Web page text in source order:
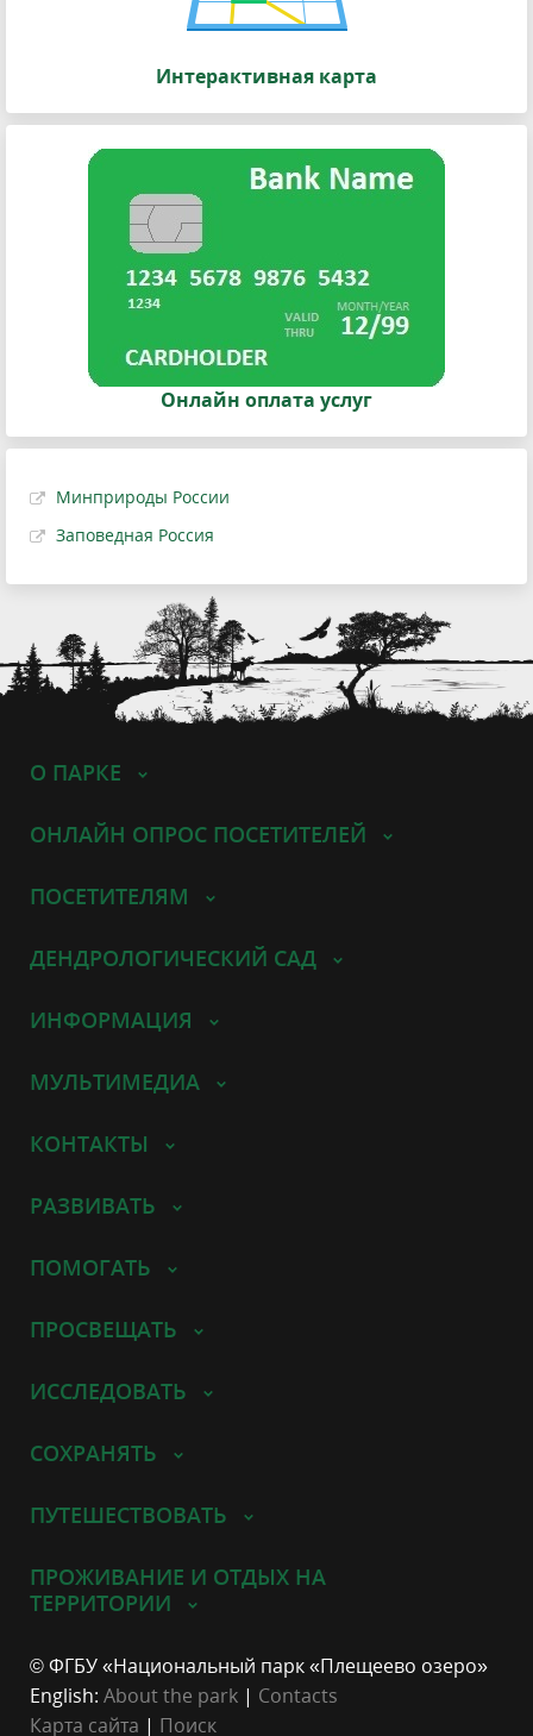
Интерактивная карта
Онлайн оплата услуг
Минприроды России
Заповедная Россия
О ПАРКЕ
ОНЛАЙН ОПРОС ПОСЕТИТЕЛЕЙ
ПОСЕТИТЕЛЯМ
ДЕНДРОЛОГИЧЕСКИЙ САД
ИНФОРМАЦИЯ
МУЛЬТИМЕДИА
КОНТАКТЫ
РАЗВИВАТЬ
ПОМОГАТЬ
ПРОСВЕЩАТЬ
ИССЛЕДОВАТЬ
СОХРАНЯТЬ
ПУТЕШЕСТВОВАТЬ
ПРОЖИВАНИЕ И ОТДЫХ НА
ТЕРРИТОРИИ
© ФГБУ «Национальный парк «Плещеево озеро»
English: About the park | Contacts
Карта сайта | Поиск